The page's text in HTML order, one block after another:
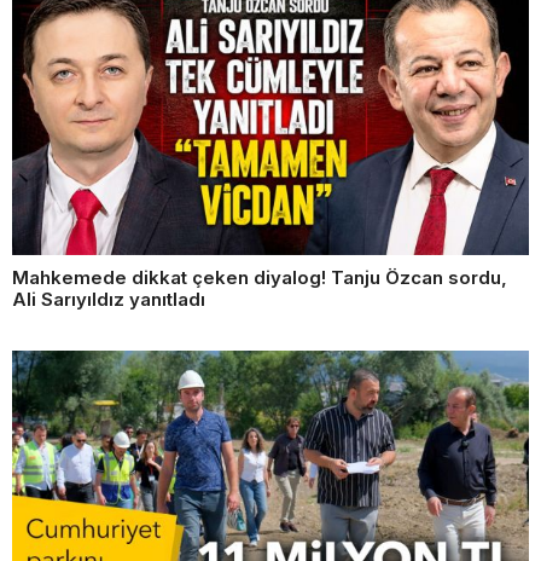
Mahkemede dikkat çeken diyalog! Tanju Özcan sordu,
Ali Sarıyıldız yanıtladı